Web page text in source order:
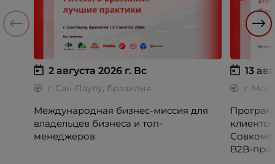
2 августа 2026 г. Вс
г. Сан-Паулу, Бразилия
Международная бизнес-миссия для
владельцев бизнеса и топ-
менеджеров
13
г.
B2B-